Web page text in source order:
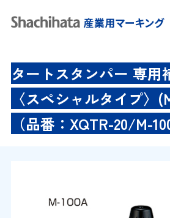
タートスタンパー 専用
〈スペシャルタイプ〉
（品番：XQTR-20/M-